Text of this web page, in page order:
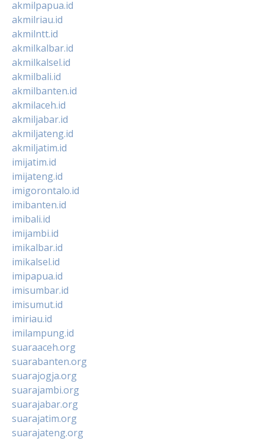
akmilpapua.id
akmilriau.id
akmilntt.id
akmilkalbar.id
akmilkalsel.id
akmilbali.id
akmilbanten.id
akmilaceh.id
akmiljabar.id
akmiljateng.id
akmiljatim.id
imijatim.id
imijateng.id
imigorontalo.id
imibanten.id
imibali.id
imijambi.id
imikalbar.id
imikalsel.id
imipapua.id
imisumbar.id
imisumut.id
imiriau.id
imilampung.id
suaraaceh.org
suarabanten.org
suarajogja.org
suarajambi.org
suarajabar.org
suarajatim.org
suarajateng.org